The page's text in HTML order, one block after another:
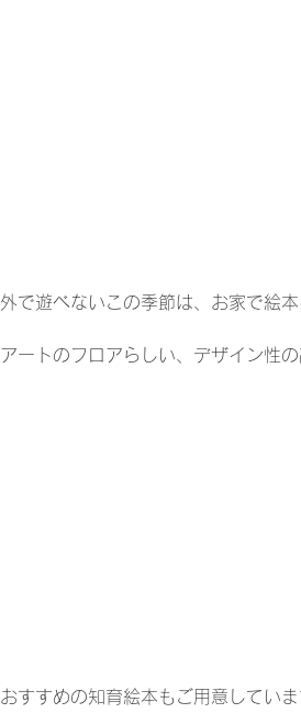
外で遊べないこの季節は、お家で絵
アートのフロアらしい、デザイン性
おすすめの知育絵本もご用意していま